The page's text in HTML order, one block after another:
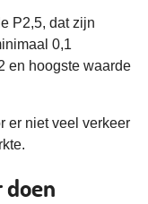
P2,5, dat zijn
0,1
en hoogste waarde
er niet veel verkeer
doen